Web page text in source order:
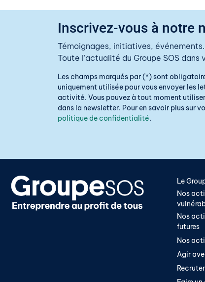
Inscrivez-vous à notre
Témoignages, initiatives,
Toute l’actualité du Groupe SOS
Les champs marqués par (*) sont
uniquement utilisée pour vous envoyer les
activité. Vous pouvez à tout moment
dans la newsletter. Pour en savoir plus sur
politique de confidentialité.
Le
Nos
Nos
futures
Nos
Agir